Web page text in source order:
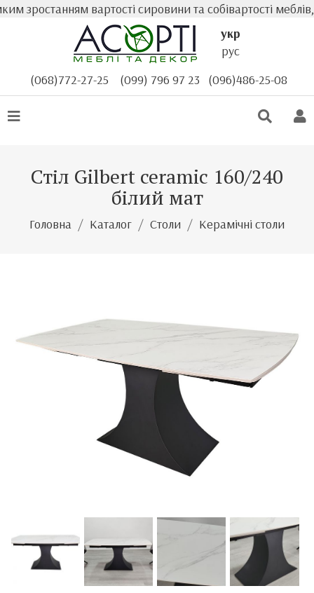
вартості сировини та собівартості
укр
рус
(068)772-27-25
(099) 796 97 23 (096)486-25-08
Стіл Gilbert ceramic 160/240
білий мат
Головна Каталог Столи Керамічні столи